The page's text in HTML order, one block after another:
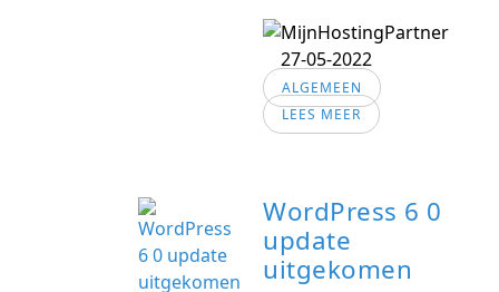
27-05-2022
ALGEMEEN
LEES MEER
WordPress 6 0
update
uitgekomen